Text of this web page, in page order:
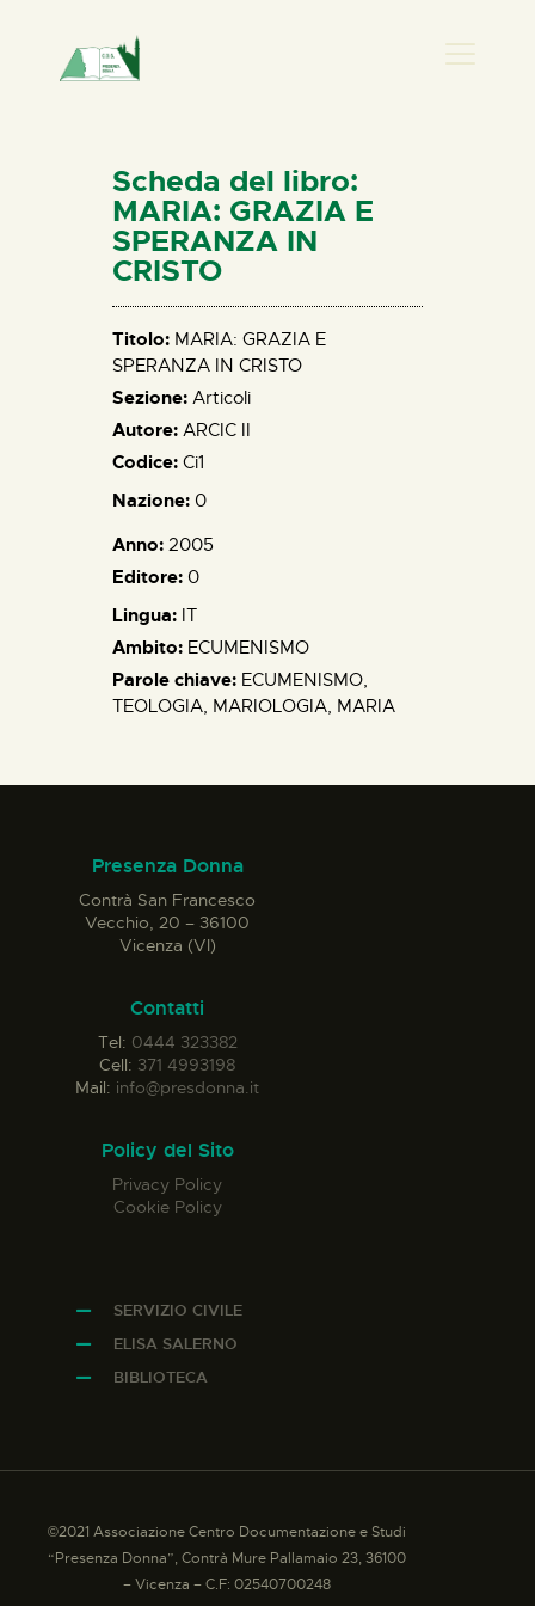
HOME
CHI SIAMO
NEWS
PERCORSI
ELISA SALERNO
CONTATTI
Scheda del libro:
MARIA: GRAZIA E
SPERANZA IN
CRISTO
Titolo: MARIA: GRAZIA E
SPERANZA IN CRISTO
Sezione: Articoli
Autore: ARCIC II
Codice: Ci1
Nazione: 0
Anno: 2005
Editore: 0
Lingua: IT
Ambito: ECUMENISMO
Parole chiave: ECUMENISMO,
TEOLOGIA, MARIOLOGIA, MARIA
Presenza Donna
Contrà San Francesco
Vecchio, 20 – 36100
Vicenza (VI)
Contatti
Tel: 0444 323382
Cell: 371 4993198
Mail: info@presdonna.it
Policy del Sito
Privacy Policy
Cookie Policy
SERVIZIO CIVILE
ELISA SALERNO
BIBLIOTECA
©2021 Associazione Centro Documentazione e Studi
“Presenza Donna”, Contrà Mure Pallamaio 23, 36100
– Vicenza – C.F: 02540700248